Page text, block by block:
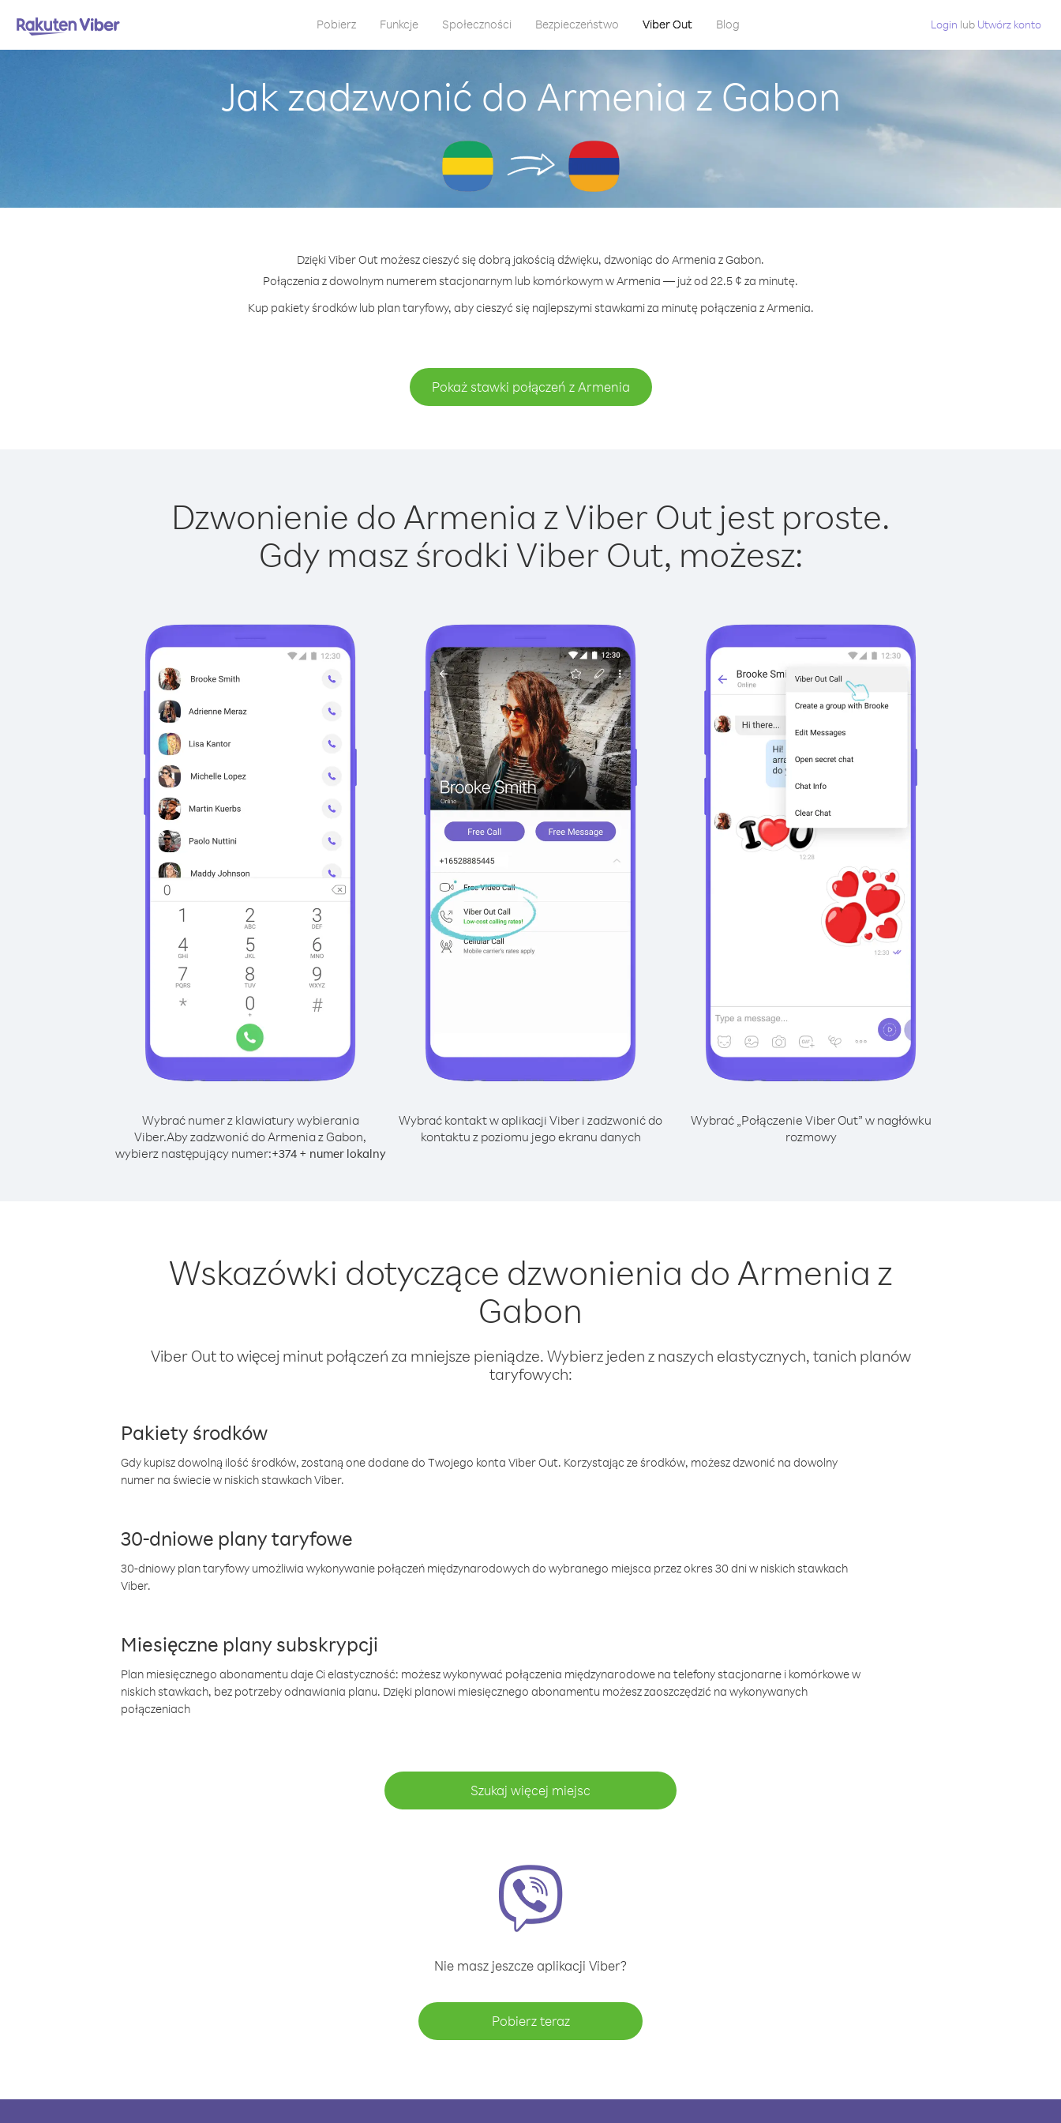
Pobierz Funkcje Społeczności Bezpieczeństwo Viber Out Blog Login lub Utwórz konto
Jak zadzwonić do Armenia z Gabon
Dzięki Viber Out możesz cieszyć się dobrą jakością dźwięku, dzwoniąc do Armenia z Gabon.
Połączenia z dowolnym numerem stacjonarnym lub komórkowym w Armenia — już od 22.5 ¢ za minutę.
Kup pakiety środków lub plan taryfowy, aby cieszyć się najlepszymi stawkami za minutę połączenia z Armenia.
Pokaż stawki połączeń z Armenia
Dzwonienie do Armenia z Viber Out jest proste.
Gdy masz środki Viber Out, możesz:
Wybrać numer z klawiatury wybierania
Viber.Aby zadzwonić do Armenia z Gabon,
wybierz następujący numer:+374+ numer lokalny
Wybrać kontakt w aplikacji Viber i zadzwonić do
kontaktu z poziomu jego ekranu danych
Wybrać „Połączenie Viber Out” w nagłówku
rozmowy
Wskazówki dotyczące dzwonienia do Armenia z
Gabon
Viber Out to więcej minut połączeń za mniejsze pieniądze. Wybierz jeden z naszych elastycznych, tanich planów
taryfowych:
Pakiety środków
Gdy kupisz dowolną ilość środków, zostaną one dodane do Twojego konta Viber Out. Korzystając ze środków, możesz dzwonić na dowolny
numer na świecie w niskich stawkach Viber.
30-dniowe plany taryfowe
30-dniowy plan taryfowy umożliwia wykonywanie połączeń międzynarodowych do wybranego miejsca przez okres 30 dni w niskich stawkach
Viber.
Miesięczne plany subskrypcji
Plan miesięcznego abonamentu daje Ci elastyczność: możesz wykonywać połączenia międzynarodowe na telefony stacjonarne i komórkowe w
niskich stawkach, bez potrzeby odnawiania planu. Dzięki planowi miesięcznego abonamentu możesz zaoszczędzić na wykonywanych
połączeniach
Szukaj więcej miejsc
Nie masz jeszcze aplikacji Viber?
Pobierz teraz